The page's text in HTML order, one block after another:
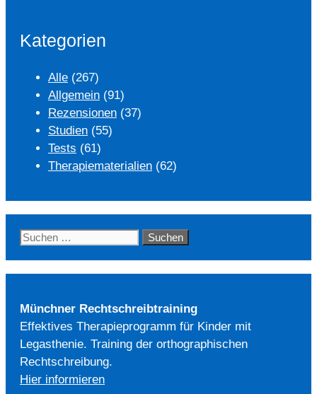
Kategorien
Alle (267)
Allgemein (91)
Rezensionen (37)
Studien (55)
Tests (61)
Therapiematerialien (62)
Suchen
Münchner Rechtschreibtraining
Effektives Therapieprogramm für Kinder mit
Legasthenie. Training der orthographischen
Rechtschreibung.
Hier informieren